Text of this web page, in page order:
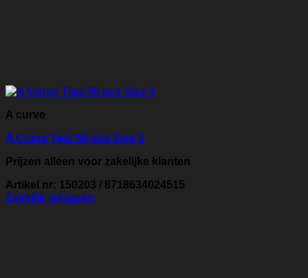
A curve
A Curve Tips 50 pcs Size 3
Prijzen alleen voor zakelijke klanten
Artikel nr: 150203 / 8718634024515
Zakelijk inloggen